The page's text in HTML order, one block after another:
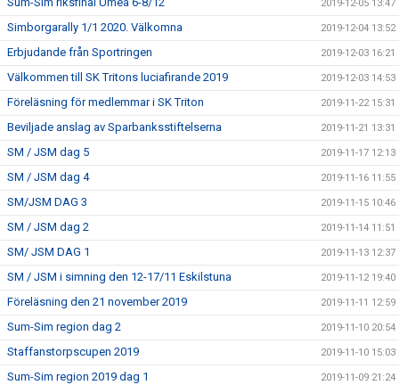
2019-12-05 13:47
Simborgarally 1/1 2020. Välkomna 2019-12-04 13:52
Erbjudande från Sportringen 2019-12-03 16:21
Välkommen till SK Tritons luciafirande 2019 2019-12-03 14:53
Föreläsning för medlemmar i SK Triton 2019-11-22 15:31
Beviljade anslag av Sparbanksstiftelserna 2019-11-21 13:31
SM / JSM dag 5 2019-11-17 12:13
SM / JSM dag 4 2019-11-16 11:55
SM/JSM DAG 3 2019-11-15 10:46
SM / JSM dag 2 2019-11-14 11:51
SM/ JSM DAG 1 2019-11-13 12:37
SM / JSM i simning den 12-17/11 Eskilstuna 2019-11-12 19:40
Föreläsning den 21 november 2019 2019-11-11 12:59
Sum-Sim region dag 2 2019-11-10 20:54
Staffanstorpscupen 2019 2019-11-10 15:03
Sum-Sim region 2019 dag 1 2019-11-09 21:24